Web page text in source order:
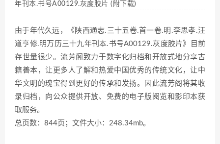
年刊本.书号A00129.灰度胶片 (附下载)
由于年代久远，《陕西通志.三十五卷.首一卷.明.李思孝.汪
道亨修.明万历三十九年刊本.书号A00129.灰度胶片》目前
存世量很少。流芳阁致力于数字化归档和开放式地分享古
籍善本，让更多人了解和热爱中国优秀的传统文化，让中
华文明的瑰宝得到更好的传承和发扬。因此流芳阁将其收
录归档，向公众提供开放、免费的电子版阅览和影印本获
取服务。
总页数：844页；文件大小：248.34mb。